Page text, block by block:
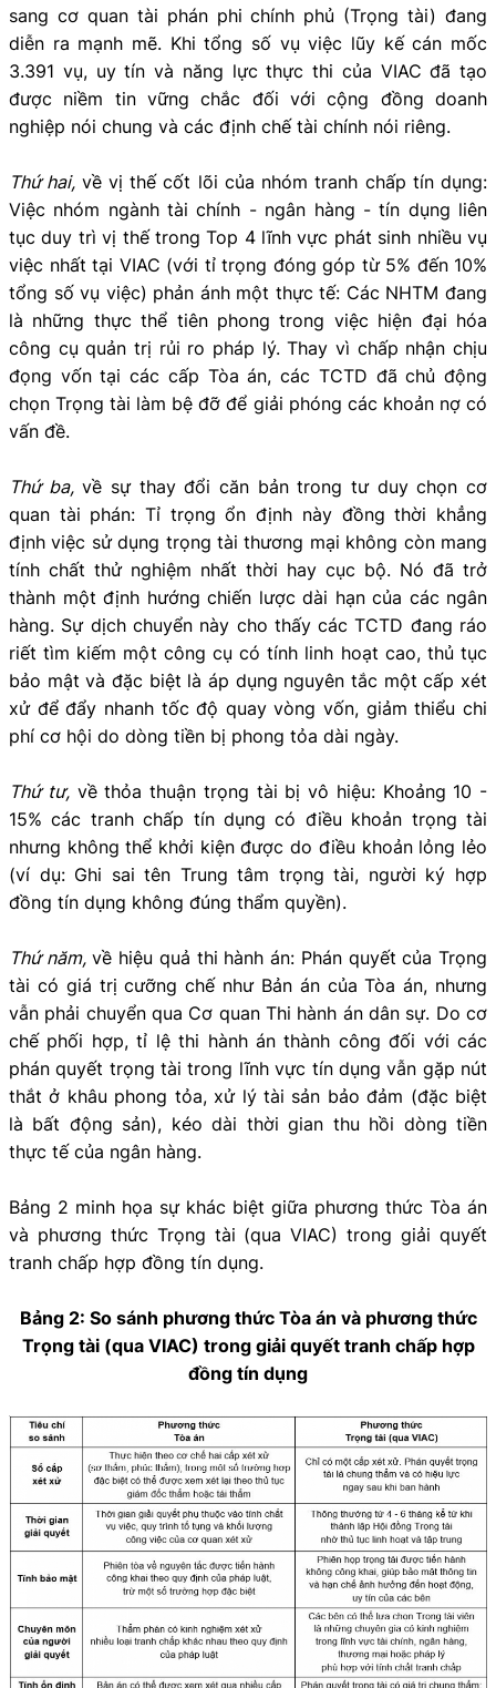
sang cơ quan tài phán phi chính phủ (Trọng tài) đang
diễn ra mạnh mẽ. Khi tổng số vụ việc lũy kế cán mốc
3.391 vụ, uy tín và năng lực thực thi của VIAC đã tạo
được niềm tin vững chắc đối với cộng đồng doanh
nghiệp nói chung và các định chế tài chính nói riêng.
Thứ hai, về vị thế cốt lõi của nhóm tranh chấp tín dụng:
Việc nhóm ngành tài chính - ngân hàng - tín dụng liên
tục duy trì vị thế trong Top 4 lĩnh vực phát sinh nhiều vụ
việc nhất tại VIAC (với tỉ trọng đóng góp từ 5% đến 10%
tổng số vụ việc) phản ánh một thực tế: Các NHTM đang
là những thực thể tiên phong trong việc hiện đại hóa
công cụ quản trị rủi ro pháp lý. Thay vì chấp nhận chịu
đọng vốn tại các cấp Tòa án, các TCTD đã chủ động
chọn Trọng tài làm bệ đỡ để giải phóng các khoản nợ có
vấn đề.
Thứ ba,về sự thay đổi căn bản trong tư duy chọn cơ
quan tài phán: Tỉ trọng ổn định này đồng thời khẳng
định việc sử dụng trọng tài thương mại không còn mang
tính chất thử nghiệm nhất thời hay cục bộ. Nó đã trở
thành một định hướng chiến lược dài hạn của các ngân
hàng. Sự dịch chuyển này cho thấy các TCTD đang ráo
riết tìm kiếm một công cụ có tính linh hoạt cao, thủ tục
bảo mật và đặc biệt là áp dụng nguyên tắc một cấp xét
xử để đẩy nhanh tốc độ quay vòng vốn, giảm thiểu chi
phí cơ hội do dòng tiền bị phong tỏa dài ngày.
Thứ tư,về thỏa thuận trọng tài bị vô hiệu: Khoảng 10 -
15% các tranh chấp tín dụng có điều khoản trọng tài
nhưng không thể khởi kiện được do điều khoản lỏng lẻo
(ví dụ: Ghi sai tên Trung tâm trọng tài, người ký hợp
đồng tín dụng không đúng thẩm quyền).
Thứ năm,về hiệu quả thi hành án: Phán quyết của Trọng
tài có giá trị cưỡng chế như Bản án của Tòa án, nhưng
vẫn phải chuyển qua Cơ quan Thi hành án dân sự. Do cơ
chế phối hợp, tỉ lệ thi hành án thành công đối với các
phán quyết trọng tài trong lĩnh vực tín dụng vẫn gặp nút
thắt ở khâu phong tỏa, xử lý tài sản bảo đảm (đặc biệt
là bất động sản), kéo dài thời gian thu hồi dòng tiền
thực tế của ngân hàng.
Bảng 2 minh họa sự khác biệt giữa phương thức Tòa án
và phương thức Trọng tài (qua VIAC) trong giải quyết
tranh chấp hợp đồng tín dụng.
Bảng 2: So sánh phương thức Tòa án và phương thức
Trọng tài (qua VIAC) trong giải quyết tranh chấp hợp
đồng tín dụng